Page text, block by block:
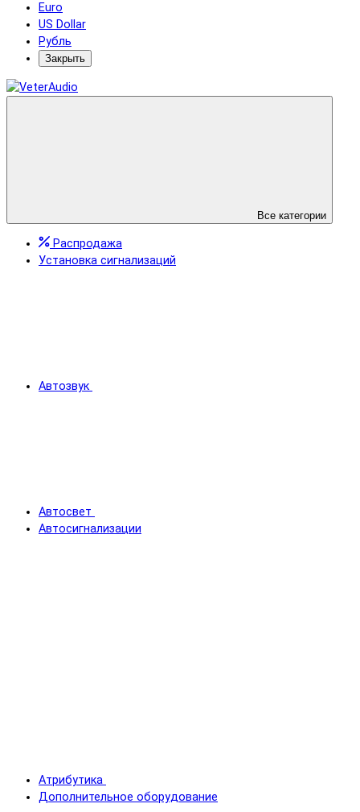
Euro
US Dollar
Рубль
Закрыть
Все категории
Распродажа
Установка сигнализаций
Автозвук
Автосвет
Автосигнализации
Атрибутика
Дополнительное оборудование